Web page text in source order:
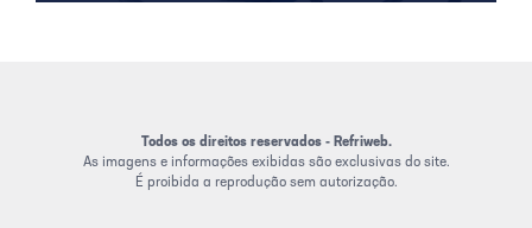
Todos os direitos reservados - Refriweb.
As imagens e informações exibidas são exclusivas do site.
É proibida a reprodução sem autorização.